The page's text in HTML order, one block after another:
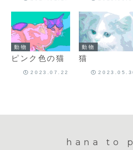
動物
ピンク色の猫
2023.07.22
動物
猫
hana to